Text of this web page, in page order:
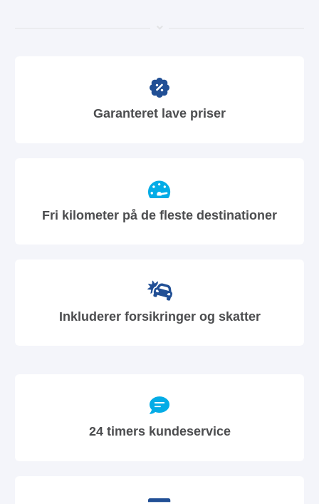
Garanteret lave priser
Fri kilometer på de fleste destinationer
Inkluderer forsikringer og skatter
24 timers kundeservice